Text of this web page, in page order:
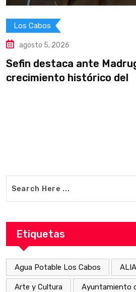
Los Cabos
agosto 5, 2026
Sefin destaca ante
crecimiento histórico del
Etiquetas
Agua Potable Los Cabos
Arte y Cultura Ayuntamiento